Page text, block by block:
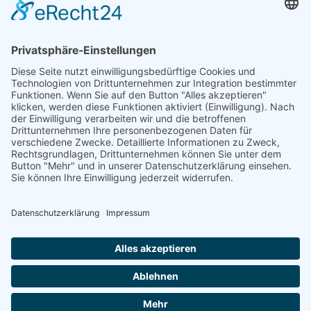
Telefon: +49 (0) 228 / 26 19 95 70
NEWSLETTER ABONNIEREN
ABONNIEREN
FOLGEN SIE UNS